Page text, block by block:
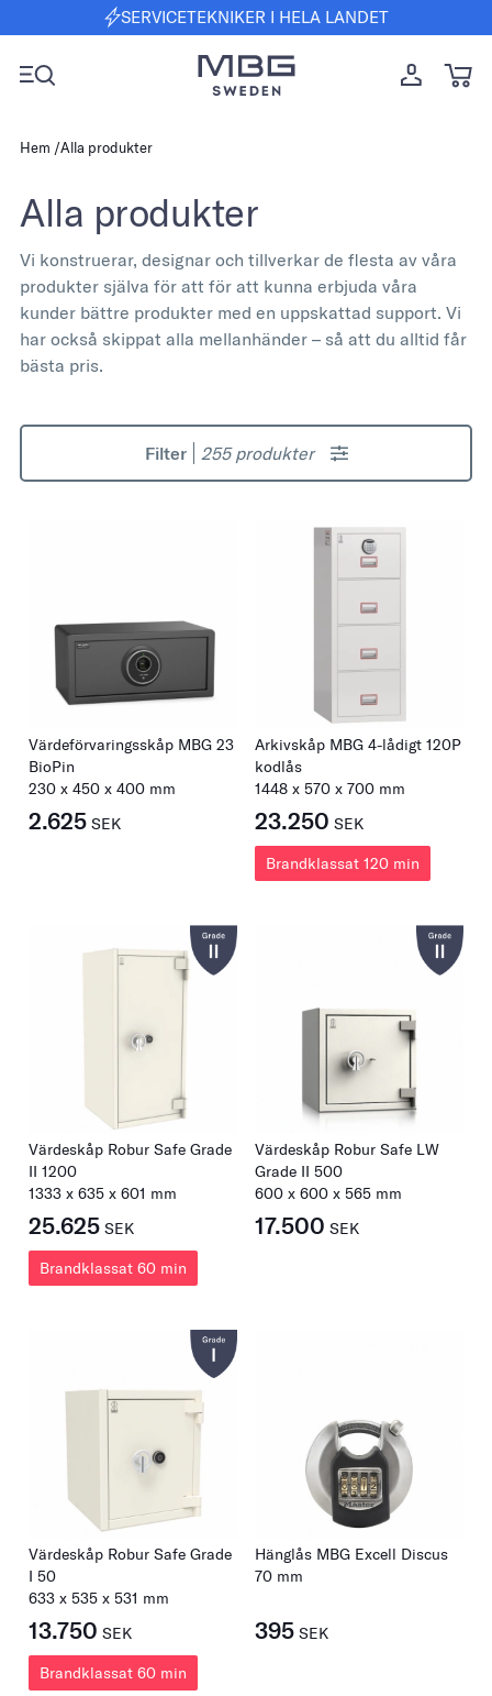
SERVICETEKNIKER I HELA LANDET
Hem Alla produkter
Alla produkter
Vi konstruerar, designar och tillverkar de flesta av våra
produkter själva för att för att kunna erbjuda våra
kunder bättre produkter med en uppskattad support. Vi
har också skippat alla mellanhänder – så att du alltid får
bästa pris.
Filter 255produkter
Värdeförvaringsskåp MBG 23
BioPin
230 x 450 x 400 mm
2.625 SEK
Arkivskåp MBG 4-lådigt 120P
kodlås
1448 x 570 x 700 mm
23.250 SEK
Brandklassat 120 min
Värdeskåp Robur Safe Grade
II 1200
1333 x 635 x 601 mm
25.625 SEK
Brandklassat 60 min
Värdeskåp Robur Safe LW
Grade II 500
600 x 600 x 565 mm
17.500 SEK
Värdeskåp Robur Safe Grade
I 50
633 x 535 x 531 mm
13.750 SEK
Brandklassat 60 min
Hänglås MBG Excell Discus
70 mm
395 SEK